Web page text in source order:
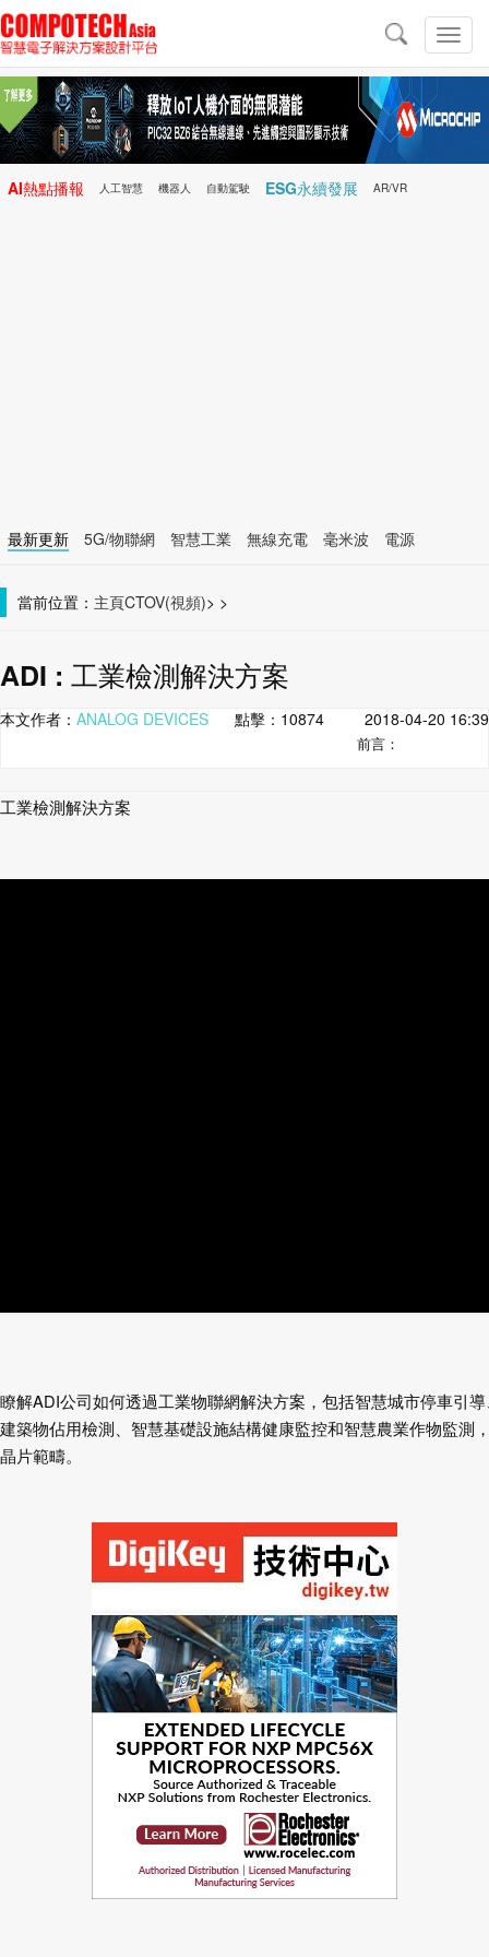
切
換
導
導
航
AI熱點播報 人工智慧 機器人 自動駕駛 ESG永續發展 AR/VR
最新更新 5G/物聯網 智慧工業 無線充電 毫米波
電源
當前位置： 主頁 >
CTOV(視頻) >
ADI : 工業檢測解決方案
本文作者： ANALOG DEVICES 點擊： 10874 2018-04-20 16:39
前言：
工業檢測解決方案
瞭解ADI公司如何透過工業物聯網解決方案，包括智慧城市停車引
建築物佔用檢測、智慧基礎設施結構健康監控和智慧農業作物監測
晶片範疇。